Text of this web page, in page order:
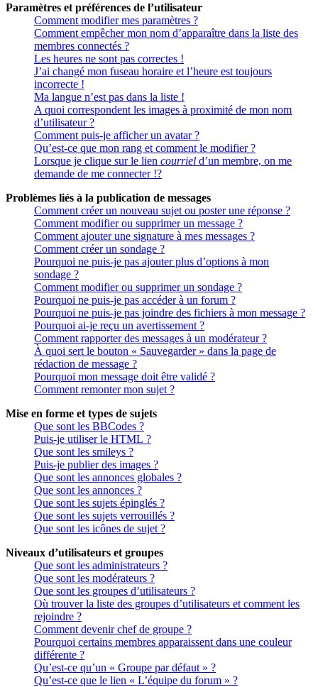
Paramètres et préférences de l’utilisateur
Comment modifier mes paramètres ?
Comment empêcher mon nom d’apparaître dans la liste des
membres connectés ?
Les heures ne sont pas correctes !
J’ai changé mon fuseau horaire et l’heure est toujours
incorrecte !
Ma langue n’est pas dans la liste !
A quoi correspondent les images à proximité de mon nom
d’utilisateur ?
Comment puis-je afficher un avatar ?
Qu’est-ce que mon rang et comment le modifier ?
Lorsque je clique sur le lien courriel d’un membre, on me
demande de me connecter !?
Problèmes liés à la publication de messages
Comment créer un nouveau sujet ou poster une réponse ?
Comment modifier ou supprimer un message ?
Comment ajouter une signature à mes messages ?
Comment créer un sondage ?
Pourquoi ne puis-je pas ajouter plus d’options à mon
sondage ?
Comment modifier ou supprimer un sondage ?
Pourquoi ne puis-je pas accéder à un forum ?
Pourquoi ne puis-je pas joindre des fichiers à mon message ?
Pourquoi ai-je reçu un avertissement ?
Comment rapporter des messages à un modérateur ?
À quoi sert le bouton « Sauvegarder » dans la page de
rédaction de message ?
Pourquoi mon message doit être validé ?
Comment remonter mon sujet ?
Mise en forme et types de sujets
Que sont les BBCodes ?
Puis-je utiliser le HTML ?
Que sont les smileys ?
Puis-je publier des images ?
Que sont les annonces globales ?
Que sont les annonces ?
Que sont les sujets épinglés ?
Que sont les sujets verrouillés ?
Que sont les icônes de sujet ?
Niveaux d’utilisateurs et groupes
Que sont les administrateurs ?
Que sont les modérateurs ?
Que sont les groupes d’utilisateurs ?
Où trouver la liste des groupes d’utilisateurs et comment les
rejoindre ?
Comment devenir chef de groupe ?
Pourquoi certains membres apparaissent dans une couleur
différente ?
Qu’est-ce qu’un « Groupe par défaut » ?
Qu’est-ce que le lien « L’équipe du forum » ?